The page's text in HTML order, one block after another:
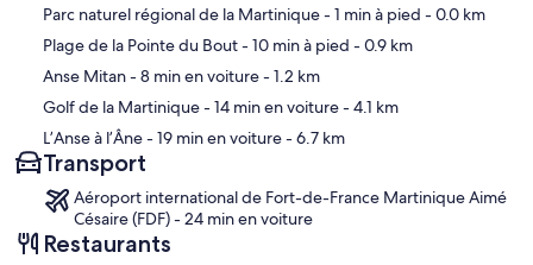
Carte
Parc naturel régional de la Martinique- 1 min à pied - 0.0 km
Plage de la Pointe du Bout- 10 min à pied - 0.9 km
Anse Mitan- 8 min en voiture- 1.2 km
Golf de la Martinique- 14 min en voiture- 4.1 km
L’Anse à l’Âne- 19 min en voiture- 6.7 km
Transport
Aéroport international de Fort-de-France Martinique Aimé
Césaire (FDF) - 24 min en voiture
Restaurants